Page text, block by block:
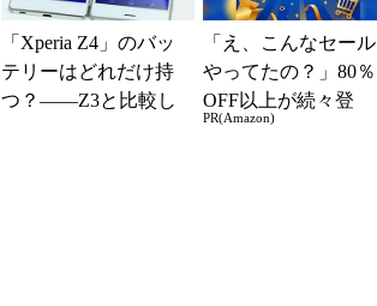
「Xperia Z4」のバッ
テリーはどれだけ持
つ？――Z3と比較し
「え、こんなセール
やってたの？」80％
OFF以上が続々登
場！Amazonの本気が
PR(Amazon)